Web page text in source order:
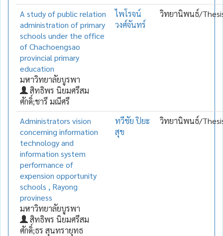
A study of public relation
administration of primary
schools under the office
of Chachoengsao
provincial primary
education
มหาวิทยาลัยบูรพา
สิทธิพร นิยมศรีสม
ศักดิ์;ชารี มณีศรี
ไพโรจน์
วงศ์จันทร์
วิทยานิพนธ์/
Administrators vision
concerning information
technology and
information system
performance of
expension opportunity
schools , Rayong
proviness
มหาวิทยาลัยบูรพา
สิทธิพร นิยมศรีสม
ศักดิ์;ธร สุนทรายุทธ
ทวีชัย ปิยะ
สุข
วิทยานิพนธ์/